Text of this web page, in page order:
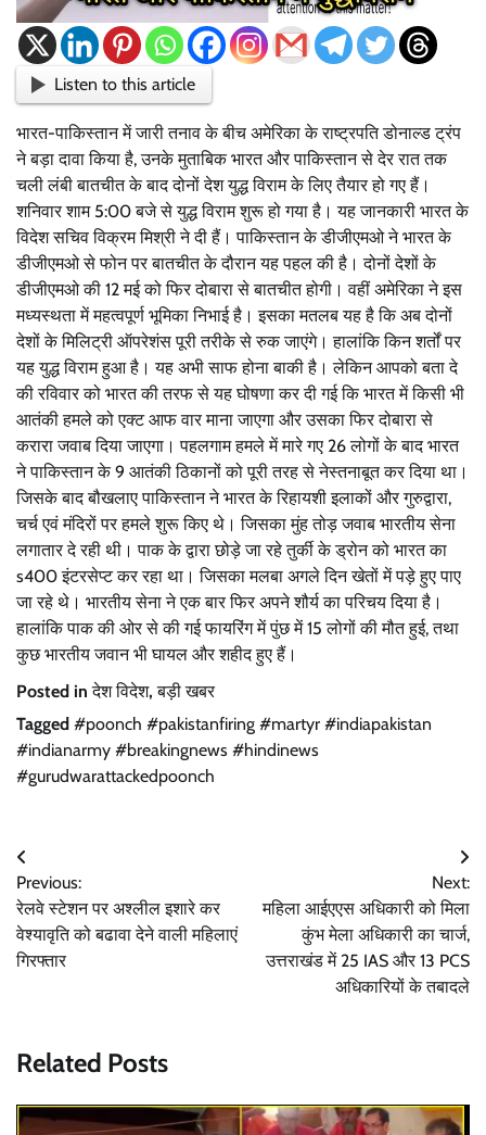
Listen to this article
भारत-पाकिस्तान में जारी तनाव के बीच अमेरिका के राष्ट्रपति डोनाल्ड ट्रंप
ने बड़ा दावा किया है, उनके मुताबिक भारत और पाकिस्तान से देर रात तक
चली लंबी बातचीत के बाद दोनों देश युद्ध विराम के लिए तैयार हो गए हैं।
शनिवार शाम 5:00 बजे से युद्ध विराम शुरू हो गया है। यह जानकारी भारत के
विदेश सचिव विक्रम मिश्री ने दी हैं। पाकिस्तान के डीजीएमओ ने भारत के
डीजीएमओ से फोन पर बातचीत के दौरान यह पहल की है। दोनों देशों के
डीजीएमओ की 12 मई को फिर दोबारा से बातचीत होगी। वहीं अमेरिका ने इस
मध्यस्थता में महत्वपूर्ण भूमिका निभाई है। इसका मतलब यह है कि अब दोनों
देशों के मिलिट्री ऑपरेशंस पूरी तरीके से रुक जाएंगे। हालांकि किन शर्तों पर
यह युद्ध विराम हुआ है। यह अभी साफ होना बाकी है। लेकिन आपको बता दे
की रविवार को भारत की तरफ से यह घोषणा कर दी गई कि भारत में किसी भी
आतंकी हमले को एक्ट आफ वार माना जाएगा और उसका फिर दोबारा से
करारा जवाब दिया जाएगा। पहलगाम हमले में मारे गए 26 लोगों के बाद भारत
ने पाकिस्तान के 9 आतंकी ठिकानों को पूरी तरह से नेस्तनाबूत कर दिया था।
जिसके बाद बौखलाए पाकिस्तान ने भारत के रिहायशी इलाकों और गुरुद्वारा,
चर्च एवं मंदिरों पर हमले शुरू किए थे। जिसका मुंह तोड़ जवाब भारतीय सेना
लगातार दे रही थी। पाक के द्वारा छोड़े जा रहे तुर्की के ड्रोन को भारत का
s400 इंटरसेप्ट कर रहा था। जिसका मलबा अगले दिन खेतों में पड़े हुए पाए
जा रहे थे। भारतीय सेना ने एक बार फिर अपने शौर्य का परिचय दिया है।
हालांकि पाक की ओर से की गई फायरिंग में पुंछ में 15 लोगों की मौत हुई, तथा
कुछ भारतीय जवान भी घायल और शहीद हुए हैं।
Posted inदेश विदेश,बड़ी खबर
Tagged #poonch #pakistanfiring #martyr #indiapakistan
#indianarmy #breakingnews #hindinews
#gurudwarattackedpoonch
Post
navigation
Previous:
रेलवे स्टेशन पर अश्लील इशारे कर
वेश्यावृति को बढावा देने वाली महिलाएं
गिरफ्तार
Next:
महिला आईएएस अधिकारी को मिला
कुंभ मेला अधिकारी का चार्ज,
उत्तराखंड में 25 IAS और 13 PCS
अधिकारियों के तबादले
Related Posts